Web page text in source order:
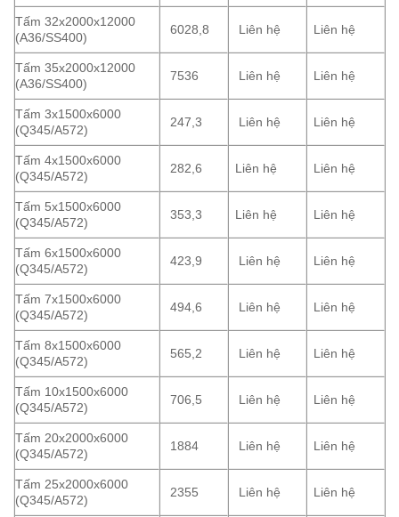
Tấm 32x2000x12000
(A36/SS400)
6028,8 Liên hệ Liên hệ
Tấm 35x2000x12000
(A36/SS400)
7536 Liên hệ Liên hệ
Tấm 3x1500x6000
(Q345/A572)
247,3 Liên hệ Liên hệ
Tấm 4x1500x6000
(Q345/A572)
282,6 Liên hệ Liên hệ
Tấm 5x1500x6000
(Q345/A572)
353,3 Liên hệ Liên hệ
Tấm 6x1500x6000
(Q345/A572)
423,9 Liên hệ Liên hệ
Tấm 7x1500x6000
(Q345/A572)
494,6 Liên hệ Liên hệ
Tấm 8x1500x6000
(Q345/A572)
565,2 Liên hệ Liên hệ
Tấm 10x1500x6000
(Q345/A572)
706,5 Liên hệ Liên hệ
Tấm 20x2000x6000
(Q345/A572)
1884 Liên hệ Liên hệ
Tấm 25x2000x6000
(Q345/A572)
2355 Liên hệ Liên hệ